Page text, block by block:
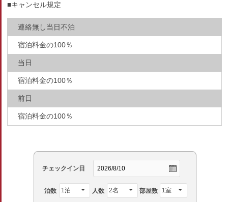
■キャンセル規定
連絡無し当日不泊
宿泊料金の100％
当日
宿泊料金の100％
前日
宿泊料金の100％
チェックイン日
泊数 人数 部屋数